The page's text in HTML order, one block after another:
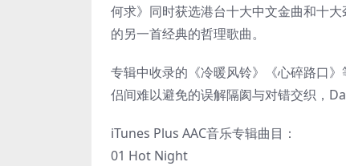
何求》同时获选港台十大中文金曲和十
的另一首经典的哲理歌曲。
专辑中收录的《冷暖风铃》《心碎路口
侣间难以避免的误解隔阂与对错交织，
iTunes Plus AAC音乐专辑曲目：
01 Hot Night